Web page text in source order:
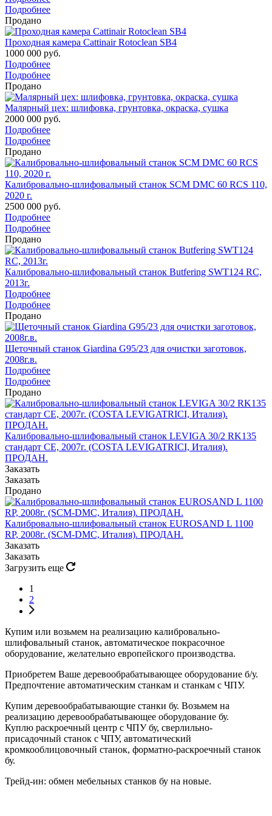
Подробнее
Продано
Проходная камера Cattinair Rotoclean SB4
1000 000 руб.
Подробнее
Подробнее
Продано
Малярный цех: шлифовка, грунтовка, окраска, сушка
2000 000 руб.
Подробнее
Подробнее
Продано
Калибровально-шлифовальный станок SCM DMC 60 RCS 110,
2020 г.
2500 000 руб.
Подробнее
Подробнее
Продано
Калибровально-шлифовальный станок Butfering SWT124 RC,
2013г.
Подробнее
Подробнее
Продано
Щеточный станок Giardina G95/23 для очистки заготовок,
2008г.в.
Подробнее
Подробнее
Продано
Калибровально-шлифовальный станок LEVIGA 30/2 RK135
стандарт CE, 2007г. (COSTA LEVIGATRICI, Италия).
ПРОДАН.
Заказать
Заказать
Продано
Калибровально-шлифовальный станок EUROSAND L 1100
RP, 2008г. (SCM-DMC, Италия). ПРОДАН.
Заказать
Заказать
Загрузить еще
1
2
Купим или возьмем на реализацию калибровально-
шлифовальный станок, автоматическое покрасочное
оборудование, желательно европейского производства.
Приобретем Ваше деревообрабатывающее оборудование б/у.
Предпочтение автоматическим станкам и станкам с ЧПУ.
Купим деревообрабатывающие станки бу. Возьмем на
реализацию деревообрабатывающее оборудование бу.
Куплю раскроечный центр с ЧПУ бу, сверлильно-
присадочный станок с ЧПУ, автоматический
кромкооблицовочный станок, форматно-раскроечный станок
бу.
Трейд-ин: обмен мебельных станков бу на новые.